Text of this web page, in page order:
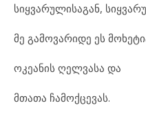
სიყვარულისაგან, სიყვარუ
მე გამოვარიდე ეს მოხეტი
ოკეანის ღელვასა და
მთათა ჩამოქცევას.